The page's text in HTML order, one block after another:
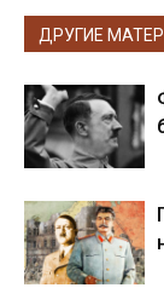
ДРУГИЕ